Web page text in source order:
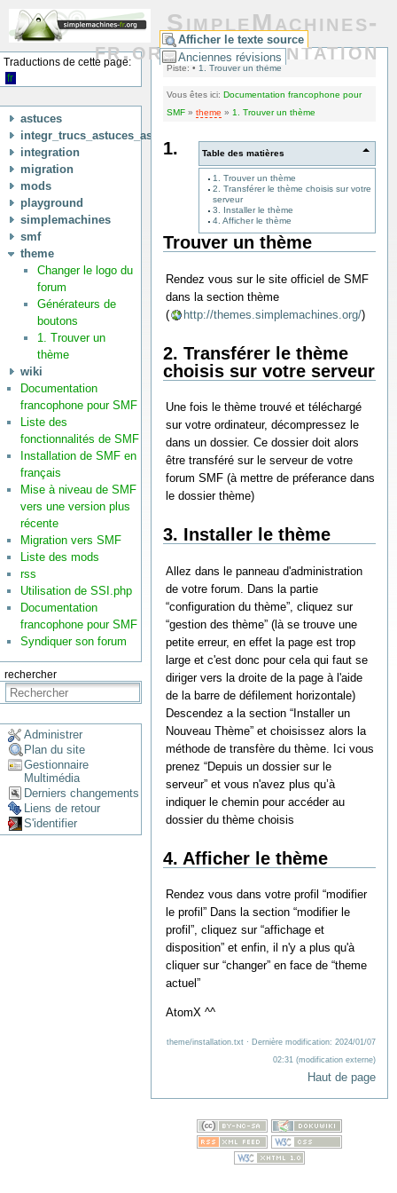
Traductions de cette page:
fr
astuces
integr_trucs_astuces_astuces
integration
migration
mods
playground
simplemachines
smf
theme
Changer le logo du
forum
Générateurs de
boutons
1. Trouver un
thème
wiki
Documentation
francophone pour SMF
Liste des
fonctionnalités de SMF
Installation de SMF en
français
Mise à niveau de SMF
vers une version plus
récente
Migration vers SMF
Liste des mods
rss
Utilisation de SSI.php
Documentation
francophone pour SMF
Syndiquer son forum
rechercher
Administrer
Plan du site
Gestionnaire
Multimédia
Derniers changements
Liens de retour
S'identifier
SimpleMachines-
fr.org/Documentation
Afficher le texte source
Anciennes révisions
Piste: • 1. Trouver un thème
Vous êtes ici: Documentation francophone pour
SMF» theme » 1. Trouver un thème
Table des matières
1. Trouver un thème
2. Transférer le thème choisis sur votre
serveur
3. Installer le thème
4. Afficher le thème
1.
Trouver un thème
Rendez vous sur le site officiel de SMF
dans la section thème
(
http://themes.simplemachines.org/)
2. Transférer le thème
choisis sur votre serveur
Une fois le thème trouvé et téléchargé
sur votre ordinateur, décompressez le
dans un dossier. Ce dossier doit alors
être transféré sur le serveur de votre
forum SMF (à mettre de préferance dans
le dossier thème)
3. Installer le thème
Allez dans le panneau d'administration
de votre forum. Dans la partie
“configuration du thème”, cliquez sur
“gestion des thème” (là se trouve une
petite erreur, en effet la page est trop
large et c'est donc pour cela qui faut se
diriger vers la droite de la page à l'aide
de la barre de défilement horizontale)
Descendez a la section “Installer un
Nouveau Thème” et choisissez alors la
méthode de transfère du thème. Ici vous
prenez “Depuis un dossier sur le
serveur” et vous n'avez plus qu’à
indiquer le chemin pour accéder au
dossier du thème choisis
4. Afficher le thème
Rendez vous dans votre profil “modifier
le profil” Dans la section “modifier le
profil”, cliquez sur “affichage et
disposition” et enfin, il n'y a plus qu'à
cliquer sur “changer” en face de “theme
actuel”
AtomX ^^
theme/installation.txt · Dernière modification: 2024/01/07
02:31 (modification externe)
Haut de page